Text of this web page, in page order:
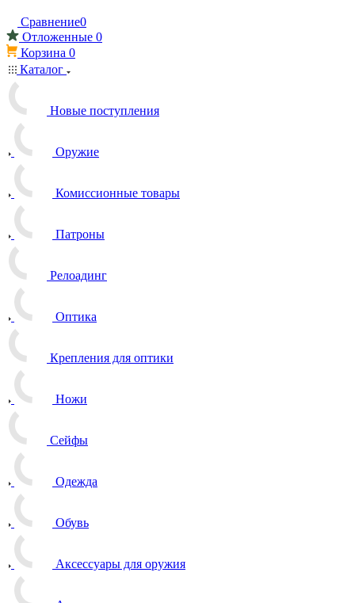
Сравнение0
Отложенные 0
Корзина 0
Каталог
Новые поступления
Оружие
Комиссионные товары
Патроны
Релоадинг
Оптика
Крепления для оптики
Ножи
Сейфы
Одежда
Обувь
Аксессуары для оружия